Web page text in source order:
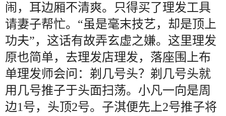
闹，耳边厢不清爽。只得买了理发工具
请妻子帮忙。“虽是毫末技艺，却是顶上
功夫”，这话有故弄玄虚之嫌。这里理发
原也简单，去理发店理发，落座围上布
单理发师会问：剃几号头？剃几号头就
用几号推子于头面扫荡。小凡一向是周
边1号，头顶2号。子淇便先上2号推子将